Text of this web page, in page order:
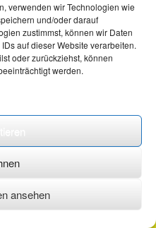
verwenden wir Technologien wie
und/oder darauf
zustimmst, können wir Daten
auf dieser Website verarbeiten.
oder zurückziehst, können
werden.
ansehen
Datenschutzerklärung ·Impressum ·